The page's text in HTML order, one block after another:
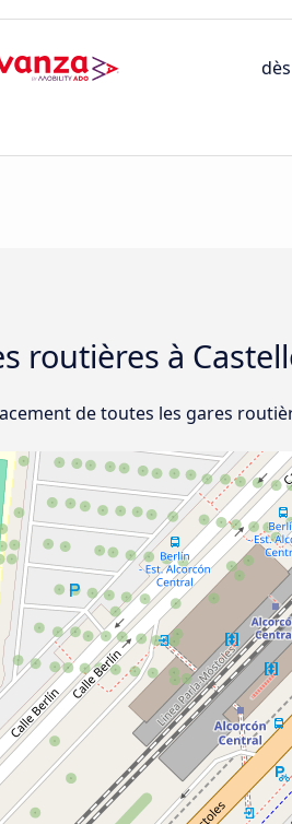
dès
routières à
de toutes les gares